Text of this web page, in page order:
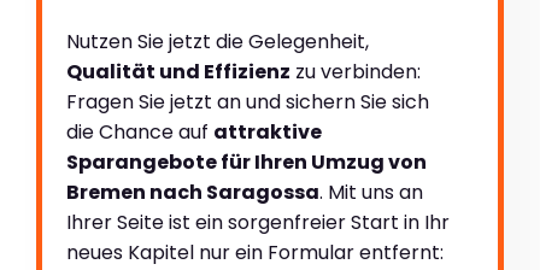
Nutzen Sie jetzt die Gelegenheit,
Qualität und Effizienz zu verbinden:
Fragen Sie jetzt an und sichern Sie sich
die Chance auf attraktive
Sparangebote für Ihren Umzug von
Bremen nach Saragossa. Mit uns an
Ihrer Seite ist ein sorgenfreier Start in Ihr
neues Kapitel nur ein Formular entfernt: